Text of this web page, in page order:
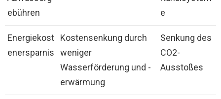
ebühren
e
Energiekost
enersparnis
Kostensenkung durch
weniger
Wasserförderung und -
erwärmung
Senkung des
CO2-
Ausstoßes